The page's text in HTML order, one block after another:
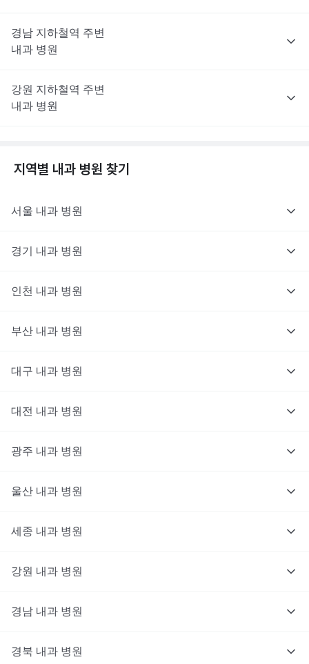
경남 지하철역 주변
내과 병원
강원 지하철역 주변
내과 병원
지역별 내과 병원 찾기
서울 내과 병원
경기 내과 병원
인천 내과 병원
부산 내과 병원
대구 내과 병원
대전 내과 병원
광주 내과 병원
울산 내과 병원
세종 내과 병원
강원 내과 병원
경남 내과 병원
경북 내과 병원